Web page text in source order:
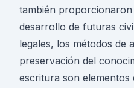
también
desarrollo de futuras
legales, los métodos de
preservación del
escritura son elementos